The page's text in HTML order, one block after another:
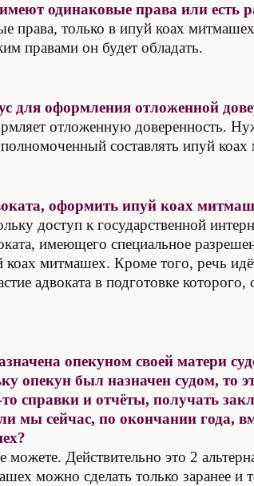
одинаковые права или есть
права, только в ипуй коах
правами он будет обладать.
для оформления отложенной
отложенную доверенность.
составлять ипуй
оформить ипуй коах
доступ к государственной
имеющего специальное
коах митмашех. Кроме того, речь
адвоката в подготовке
опекуном своей матери
опекун был назначен судом, то
справки и отчёты, получать
мы сейчас, по окончании года,
Действительно это 2
можно сделать только заранее и